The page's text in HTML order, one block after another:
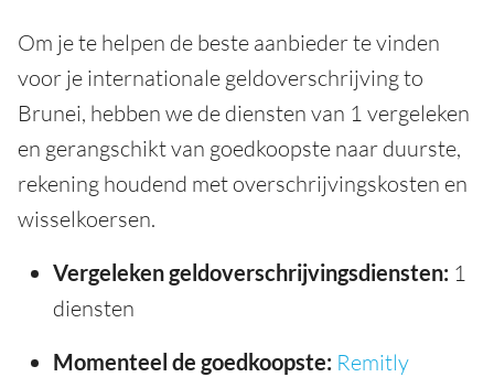
Om je te helpen de beste aanbieder te vinden
voor je internationale geldoverschrijving to
Brunei, hebben we de diensten van 1 vergeleken
en gerangschikt van goedkoopste naar duurste,
rekening houdend met overschrijvingskosten en
wisselkoersen.
Vergeleken geldoverschrijvingsdiensten: 1
diensten
Momenteel de goedkoopste: Remitly